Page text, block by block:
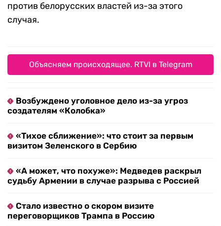
против белорусских властей из-за этого
случая.
Объясняем происходящее. RTVI в Telegram
Возбуждено уголовное дело из-за угроз
создателям «Колобка»
«Тихое сближение»: что стоит за первым
визитом Зеленского в Сербию
«А может, что похуже»: Медведев раскрыл
судьбу Армении в случае разрыва с Россией
Стало известно о скором визите
переговорщиков Трампа в Россию